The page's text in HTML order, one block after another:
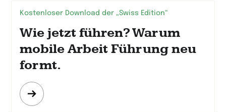
Kostenloser Download der „Swiss Edition“
Wie jetzt führen? Warum
mobile Arbeit Führung neu
formt.
Mehr